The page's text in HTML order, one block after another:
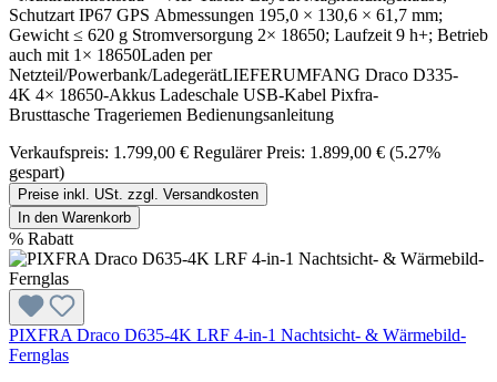
Schutzart IP67 GPS Abmessungen 195,0 × 130,6 × 61,7 mm;
Gewicht ≤ 620 g Stromversorgung 2× 18650; Laufzeit 9 h+; Betrieb
auch mit 1× 18650Laden per
Netzteil/Powerbank/LadegerätLIEFERUMFANG Draco D335-
4K 4× 18650-Akkus Ladeschale USB-Kabel Pixfra-
Brusttasche Trageriemen Bedienungsanleitung
Verkaufspreis: 1.799,00 € Regulärer Preis: 1.899,00 € (5.27%
gespart)
Preise inkl. USt. zzgl. Versandkosten
In den Warenkorb
% Rabatt
PIXFRA Draco D635-4K LRF 4-in-1 Nachtsicht- & Wärmebild-
Fernglas